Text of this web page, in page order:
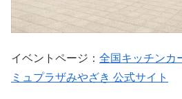
イベントページ： 全国キッチンカ
ミュプラザみやざき 公式サイト